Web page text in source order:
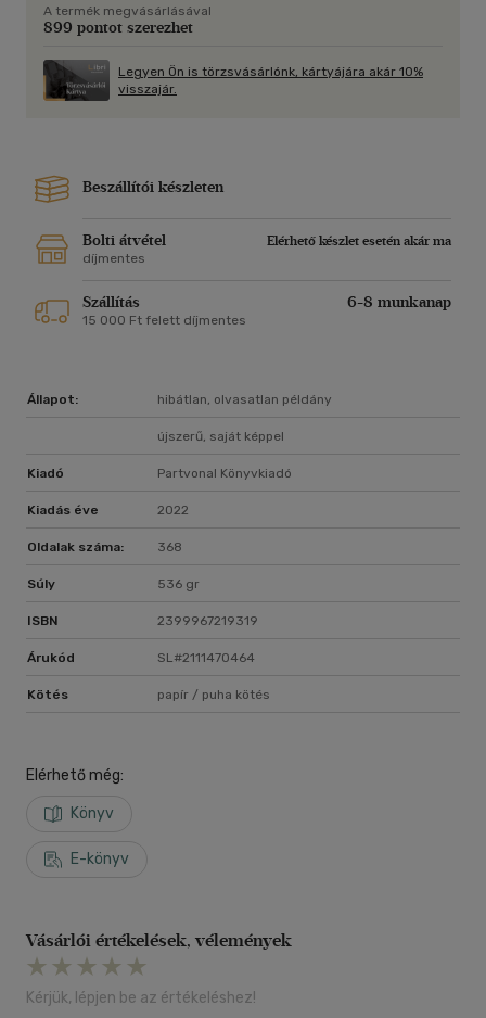
talán már nem mernek reménykedni.
A termék megvásárlásával
899 pontot szerezhet
Legyen Ön is törzsvásárlónk, kártyájára akár 10%
visszajár.
Beszállítói készleten
Bolti átvétel
Elérhető készlet esetén akár ma
díjmentes
Szállítás 6-8 munkanap
15 000 Ft felett díjmentes
Állapot: hibátlan, olvasatlan példány
újszerű, saját képpel
Kiadó Partvonal Könyvkiadó
Kiadás éve 2022
Oldalak száma: 368
Súly 536 gr
ISBN 2399967219319
Árukód SL#2111470464
Kötés papír / puha kötés
Elérhető még:
Könyv
E-könyv
Vásárlói értékelések, vélemények
Kérjük, lépjen be az értékeléshez!